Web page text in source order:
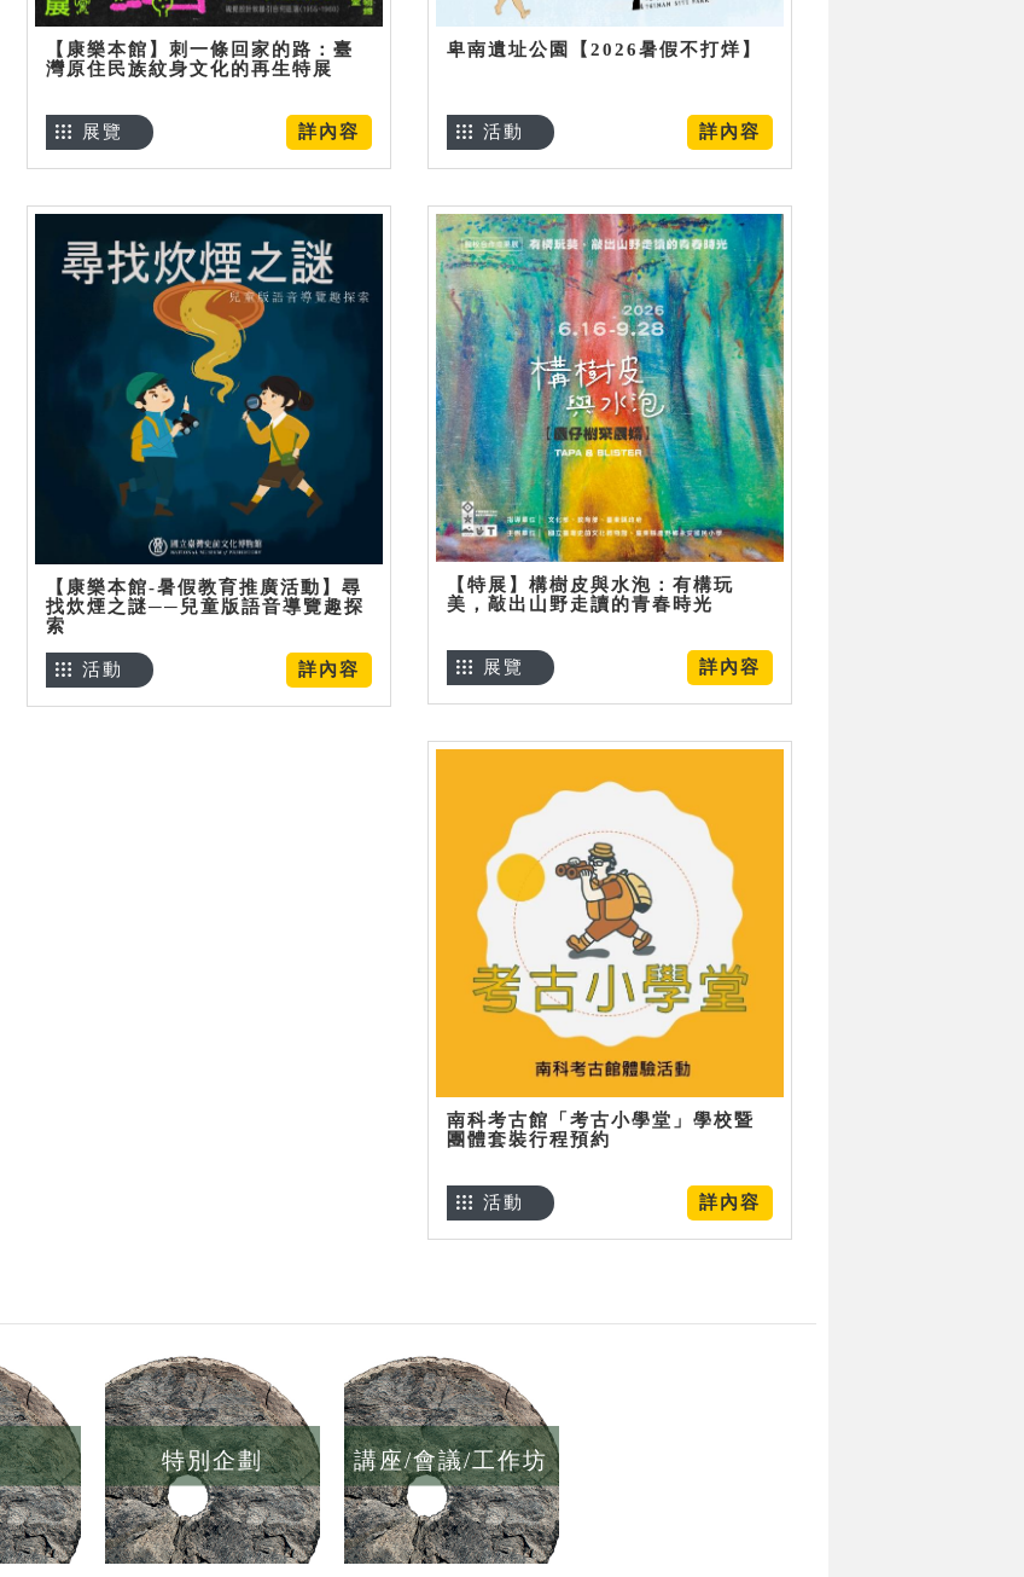
【康樂本館】刺一條回家的路：臺
灣原住民族紋身文化的再生特展
詳內容
展覽
卑南遺址公園【2026暑假不打烊】
詳內容
活動
【康樂本館-暑假教育推廣活動】尋
找炊煙之謎──兒童版語音導覽趣探
索
詳內容
活動
【特展】構樹皮與水泡：有構玩
美，敲出山野走讀的青春時光
詳內容
展覽
南科考古館「考古小學堂」學校暨
團體套裝行程預約
詳內容
活動
特別企劃 講座/會議/工作坊